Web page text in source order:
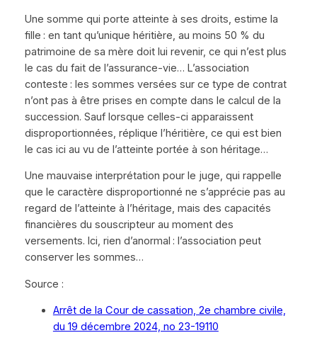
Une somme qui porte atteinte à ses droits, estime la
fille : en tant qu’unique héritière, au moins 50 % du
patrimoine de sa mère doit lui revenir, ce qui n’est plus
le cas du fait de l’assurance-vie… L’association
conteste : les sommes versées sur ce type de contrat
n’ont pas à être prises en compte dans le calcul de la
succession. Sauf lorsque celles-ci apparaissent
disproportionnées, réplique l’héritière, ce qui est bien
le cas ici au vu de l’atteinte portée à son héritage…
Une mauvaise interprétation pour le juge, qui rappelle
que le caractère disproportionné ne s’apprécie pas au
regard de l’atteinte à l’héritage, mais des capacités
financières du souscripteur au moment des
versements. Ici, rien d’anormal : l’association peut
conserver les sommes…
Source :
Arrêt de la Cour de cassation, 2e chambre civile,
du 19 décembre 2024, no 23-19110